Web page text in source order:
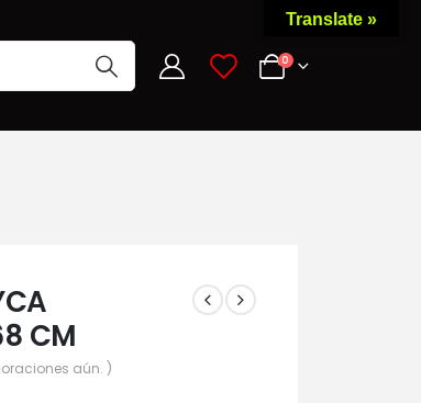
0 0
CM
aún. )
Translate »